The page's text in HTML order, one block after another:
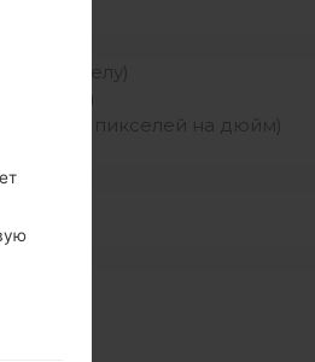
к телу)
экран
пикселей на дюйм)